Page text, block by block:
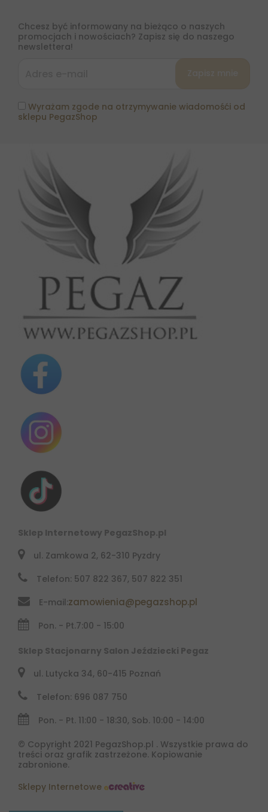
Chcesz być informowany na bieżąco o naszych
promocjach i nowościach? Zapisz się do naszego
newslettera!
Wyrażam zgode na otrzymywanie wiadomośći od
sklepu PegazShop
Sklep Internetowy PegazShop.pl
ul. Zamkowa 2, 62-310 Pyzdry
Telefon: 507 822 367, 507 822 351
E-mail:zamowienia@pegazshop.pl
Pon. - Pt.7:00 - 15:00
Sklep Stacjonarny Salon Jeździecki Pegaz
ul. Lutycka 34, 60-415 Poznań
Telefon: 696 087 750
Pon. - Pt. 11:00 - 18:30, Sob. 10:00 - 14:00
© Copyright 2021 PegazShop.pl . Wszystkie prawa do
treści oraz grafik zastrzeżone. Kopiowanie
zabronione.
Sklepy Internetowe